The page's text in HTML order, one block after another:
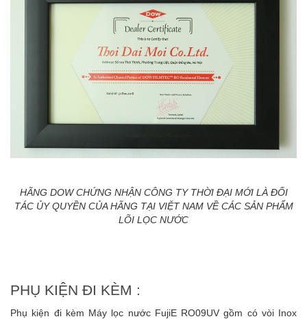
HÃNG DOW CHỨNG NHẬN CÔNG TY THỜI ĐẠI MỚI LÀ ĐỐI
TÁC ỦY QUYỀN CỦA HÃNG TẠI VIỆT NAM VỀ CÁC SẢN PHẨM
LÕI LỌC NƯỚC
PHỤ KIỆN ĐI KÈM :
Phụ kiện đi kèm Máy lọc nước FujiE RO09UV gồm có vòi Inox